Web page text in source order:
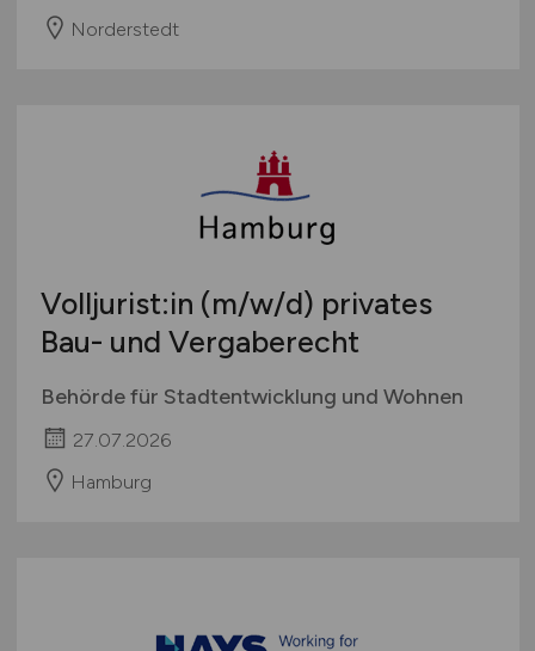
Sachsen
International
Norderstedt
Volljurist:in (m/w/d) privates
Bau- und Vergaberecht
Behörde für Stadtentwicklung und Wohnen
27.07.2026
Hamburg